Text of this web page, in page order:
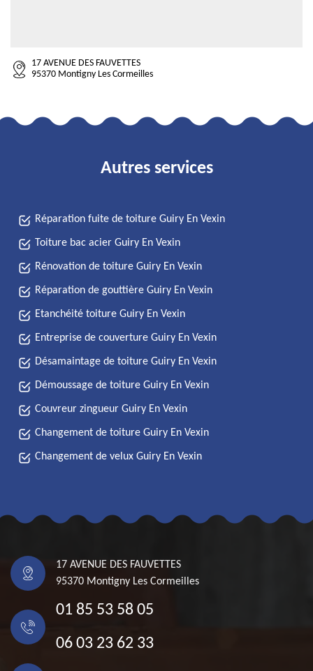
17 AVENUE DES FAUVETTES
95370 Montigny Les Cormeilles
Autres services
Réparation fuite de toiture Guiry En Vexin
Toiture bac acier Guiry En Vexin
Rénovation de toiture Guiry En Vexin
Réparation de gouttière Guiry En Vexin
Etanchéité toiture Guiry En Vexin
Entreprise de couverture Guiry En Vexin
Désamaintage de toiture Guiry En Vexin
Démoussage de toiture Guiry En Vexin
Couvreur zingueur Guiry En Vexin
Changement de toiture Guiry En Vexin
Changement de velux Guiry En Vexin
17 AVENUE DES FAUVETTES
95370 Montigny Les Cormeilles
01 85 53 58 05
06 03 23 62 33